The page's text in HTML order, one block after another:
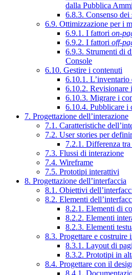
dalla Pubblica
6.8.3. Consenso
6.9. Ottimizzazione per i
6.9.1. I fattori on-
6.9.2. I fattori off-
6.9.3. Strumenti di
Console
6.10. Gestire i contenuti
6.10.1. L’inventario
6.10.2. Revisionare
6.10.3. Migrare i
6.10.4. Pubblicare i
7. Progettazione dell’interazione
7.1. Caratteristiche
7.2. User stories per
7.2.1. Differenza tra
7.3. Flussi di interazione
7.4. Wireframe
7.5. Prototipi interattivi
8. Progettazione dell’interfaccia
8.1. Obiettivi
8.2. Elementi
8.2.1. Elementi di
8.2.2. Elementi
8.2.3. Elementi
8.3. Progettare e costruire
8.3.1. Layout di
8.3.2. Prototipi in
8.4. Progettare con il
8.4.1.